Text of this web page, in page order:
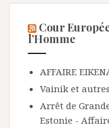
Cour
l’Homme
AFFAIRE
Vainik et
Arrêt de
Estonie -